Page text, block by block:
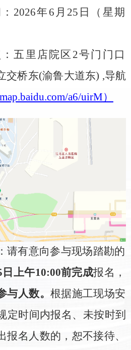
2026年 6 月 25 日（星期
五里店院区 2号门门口
交桥东(渝鲁大道东) ,导航
a6/uirM）
请有意向参与现场踏勘的
日上午10:00前完成报名，
与人数。 根据施工现场安
定时间内报名、未按时到
报名人数的， 恕不接待、